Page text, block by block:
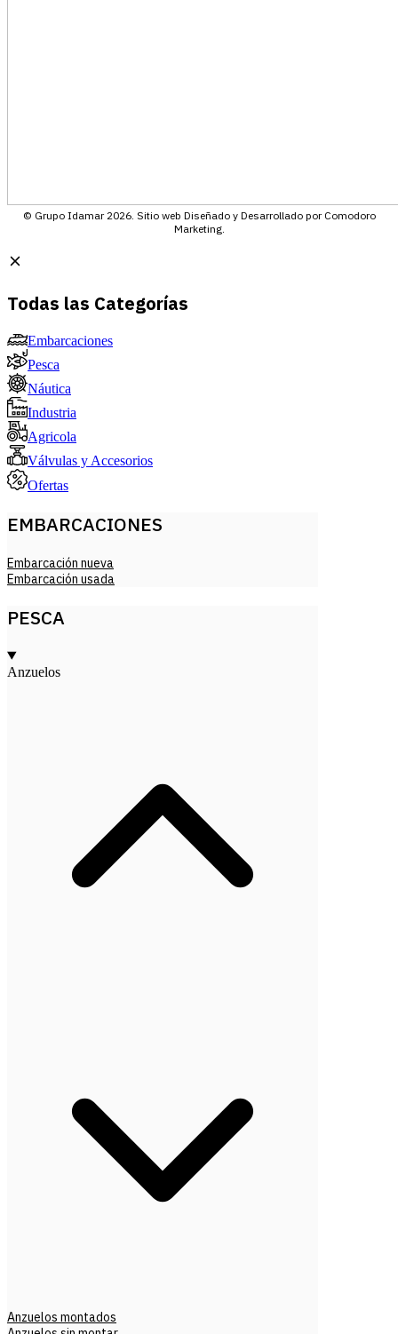
© Grupo Idamar 2026. Sitio web Diseñado y Desarrollado por Comodoro
Marketing.
Todas las Categorías
Embarcaciones
Pesca
Náutica
Industria
Agricola
Válvulas y Accesorios
Ofertas
EMBARCACIONES
Embarcación nueva
Embarcación usada
PESCA
Anzuelos
Anzuelos montados